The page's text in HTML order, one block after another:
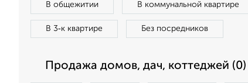
В общежитии В коммунальной квартире
В 3‑к квартире Без посредников
Продажа домов, дач, коттеджей (0)